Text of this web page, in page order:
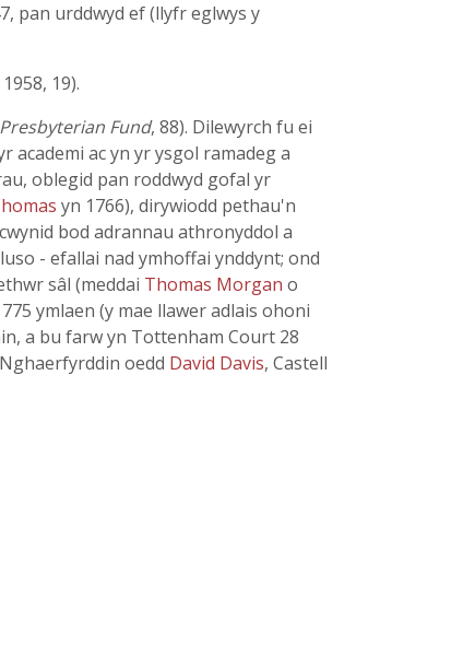
pan urddwyd ef (llyfr eglwys y
19).
Fund, 88). Dilewyrch fu ei
academi ac yn yr ysgol ramadeg a
oblegid pan roddwyd gofal yr
yn 1766), dirywiodd pethau'n
bod adrannau athronyddol a
- efallai nad ymhoffai ynddynt; ond
sâl (meddai Thomas Morgan o
ymlaen (y mae llawer adlais ohoni
a bu farw yn Tottenham Court 28
oedd David Davis, Castell